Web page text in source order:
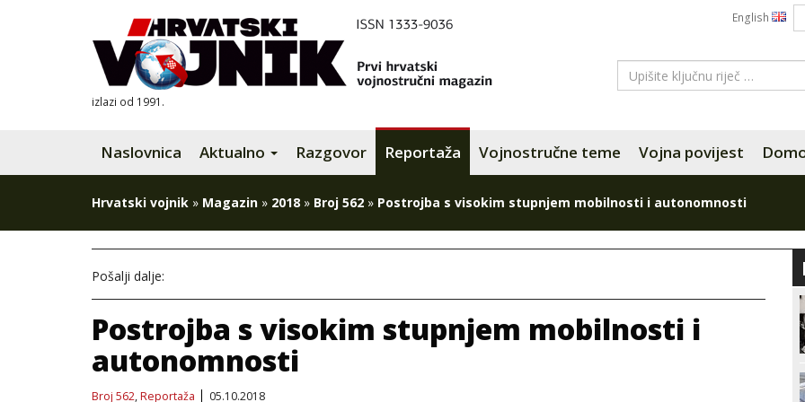
izlazi od 1991.
English
Naslovnica Aktualno Razgovor Reportaža Vojnostručne teme Vojna povijest
Hrvatski vojnik » Magazin » 2018 » Broj 562 » Postrojba s visokim stupnjem mobilnosti i autonomnosti
Pošalji dalje:
Postrojba s visokim stupnjem mobilnosti i
autonomnosti
Broj 562,Reportaža 05.10.2018